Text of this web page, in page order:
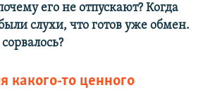
его не отпускают? Когда
слухи, что готов уже обмен.
какого-то ценного